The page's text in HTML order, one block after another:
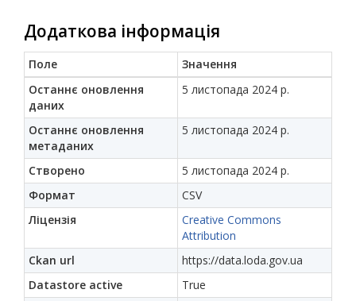
Додаткова інформація
Поле
Значення
Останнє оновлення
даних
5 листопада 2024 р.
Останнє оновлення
метаданих
5 листопада 2024 р.
Створено
5 листопада 2024 р.
Формат
CSV
Ліцензія
Creative Commons
Attribution
Ckan url
https://data.loda.gov.ua
Datastore active
True